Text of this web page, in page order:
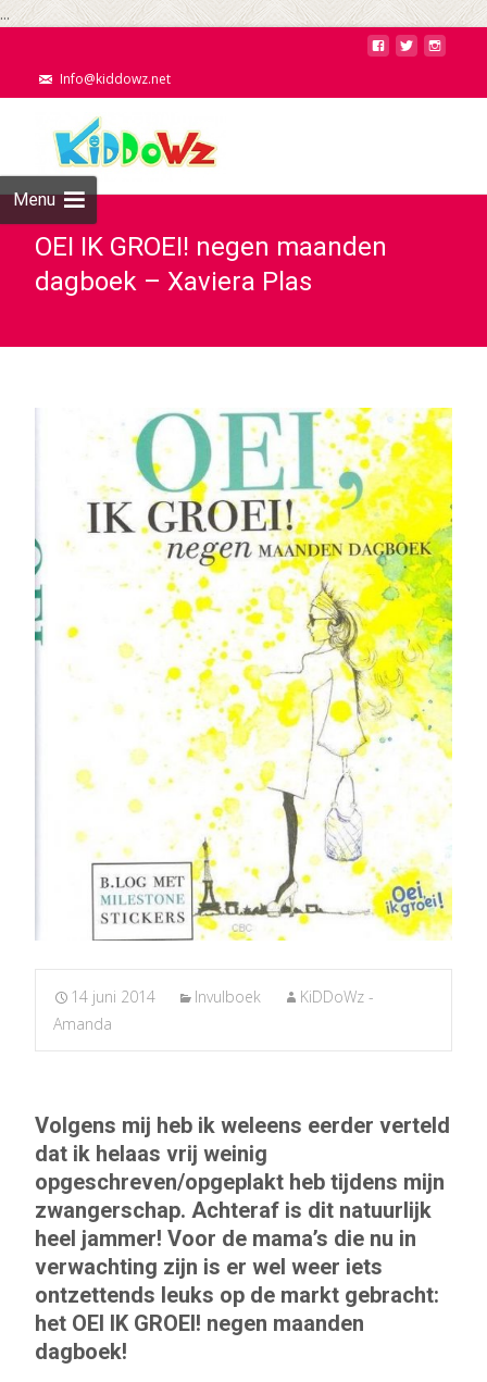
...
Info@kiddowz.net
Menu
OEI IK GROEI! negen maanden
dagboek – Xaviera Plas
14 juni 2014 Invulboek
KiDDoWz -
Amanda
Volgens mij heb ik weleens eerder verteld
dat ik helaas vrij weinig
opgeschreven/opgeplakt heb tijdens mijn
zwangerschap. Achteraf is dit natuurlijk
heel jammer! Voor de mama’s die nu in
verwachting zijn is er wel weer iets
ontzettends leuks op de markt gebracht:
het OEI IK GROEI! negen maanden
dagboek!